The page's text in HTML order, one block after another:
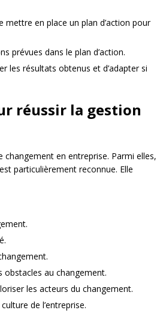
en place un plan d’action pour
prévues dans le plan d’action.
les résultats obtenus et d’adapter si
réussir la gestion
en entreprise. Parmi elles,
particulièrement reconnue. Elle
obstacles au changement.
les acteurs du changement.
de l’entreprise.